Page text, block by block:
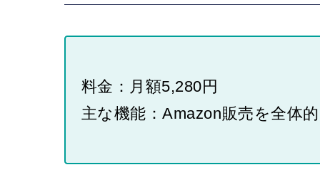
料金：月額5,280円
主な機能：Amazon販売を全体